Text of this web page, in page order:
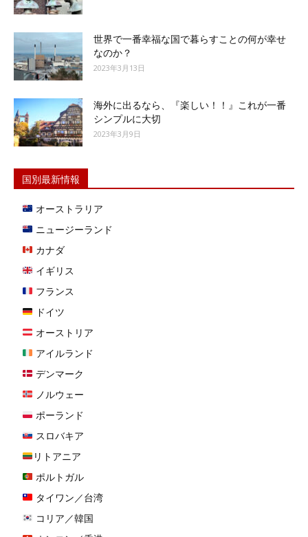
世界で一番幸福な国で暮らすことの何が幸せ
なのか？
2023年3月13日
海外に出るなら、『楽しい！！』これが一番
シンプルに大切
2023年3月9日
国別最新情報
オーストラリア
ニュージーランド
カナダ
イギリス
フランス
ドイツ
オーストリア
アイルランド
デンマーク
ノルウェー
ポーランド
スロバキア
リトアニア
ポルトガル
タイワン／台湾
コリア／韓国